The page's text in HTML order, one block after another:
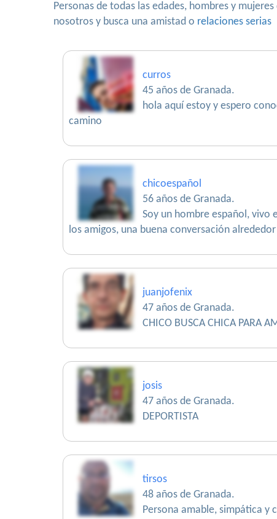
Personas de todas las edades, hombres y
nosotros y busca una amistad o relaciones serias
curros
45 años de Granada.
hola aquí estoy y espero
camino
chicoespañol
56 años de Granada.
Soy un hombre español, vivo
los amigos, una buena conversación
juanjofenix
47 años de Granada.
CHICO BUSCA CHICA PARA
josis
47 años de Granada.
DEPORTISTA
tirsos
48 años de Granada.
Persona amable, simpática y